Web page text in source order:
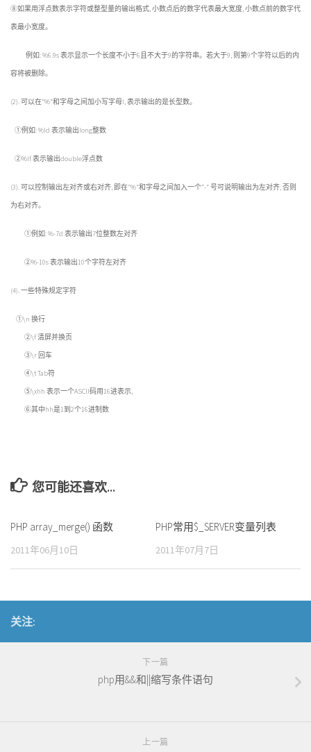
⑧如果用浮点数表示字符或整型量的输出格式, 小数点后的数字代表最大宽度, 小数点前的数字代
表最小宽度。
例如: %6.9s 表示显示一个长度不小于6且不大于9的字符串。若大于9, 则第9个字符以后的内
容将被删除。
(2). 可以在”%”和字母之间加小写字母l, 表示输出的是长型数。
①例如: %ld 表示输出long整数
②%lf 表示输出double浮点数
(3). 可以控制输出左对齐或右对齐, 即在”%”和字母之间加入一个”-” 号可说明输出为左对齐, 否则
为右对齐。
①例如: %-7d 表示输出7位整数左对齐
②%-10s 表示输出10个字符左对齐
(4). 一些特殊规定字符
①\n 换行
②\f 清屏并换页
③\r 回车
④\t Tab符
⑤\xhh 表示一个ASCII码用16进表示,
⑥其中hh是1到2个16进制数
您可能还喜欢...
PHP array_merge() 函数
2011年06月10日
PHP常用$_SERVER变量列表
2011年07月7日
关注:
下一篇
php用&&和||缩写条件语句
上一篇